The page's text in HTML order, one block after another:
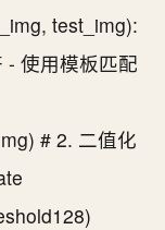
test_img):
- 使用模板匹配
# 2. 二值化